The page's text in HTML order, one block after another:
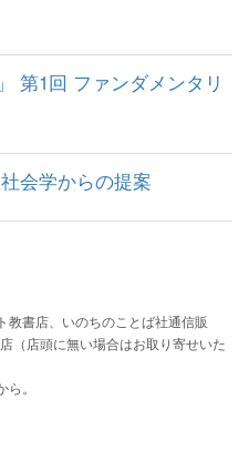
第1回 ファンダメンタリ
会学からの提案
教書店、いのちのことば社通信販
（店頭に無い場合はお取り寄せいた
ら。